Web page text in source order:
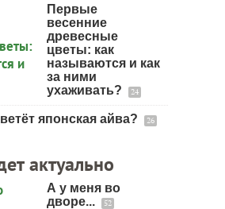
Первые
весенние
древесные
цветы: как
называются и как
за ними
ухаживать?
24
японская айва? 26
актуально
А у меня во
дворе...
52